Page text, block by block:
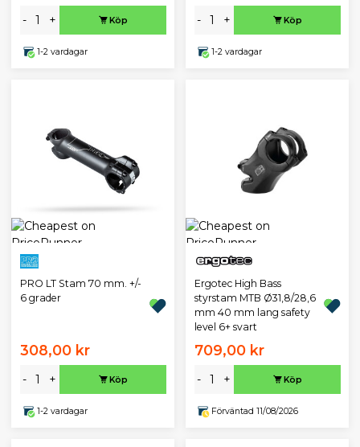
- + Köp
1-2 vardagar
- + Köp
1-2 vardagar
PRO LT Stam 70 mm. +/-
6 grader
308,00 kr
- + Köp
1-2 vardagar
Ergotec High Bass
styrstam MTB Ø31,8/28,6
mm 40 mm lang safety
level 6+ svart
709,00 kr
- + Köp
Förväntad 11/08/2026